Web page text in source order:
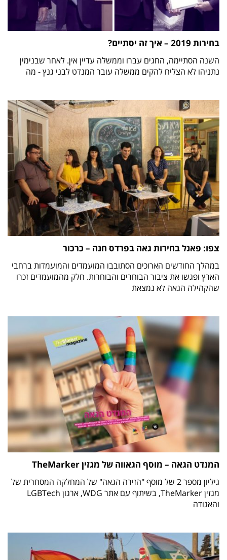
בחירות 2019 – איך זה יסתיים?
השנה הסתיימה, החגים עברו וממשלה עדיין אין. לאחר שבנימין
נתניהו לא הצליח להקים ממשלה עובר המנדט לבני גנץ - מה
צפו: פאנל בחירות גאה בפרדס חנה – כרכור
במהלך החודשים הארוכים הסתובבו המועמדים והמועמדות ברחבי
הארץ ופגשו את ציבור הבוחרים והבוחרות. חלק מהמועמדים זכרו
שהקהילה הגאה לא נמצאת
המנדט הגאה – מוסף הגאווה של מגזין TheMarker
גיליון מספר 2 של מוסף "הזירה הגאה" של המחלקה המסחרית של
מגזין TheMarker, בשיתוף עם אתר WDG, ארגון LGBTech
והאגודה